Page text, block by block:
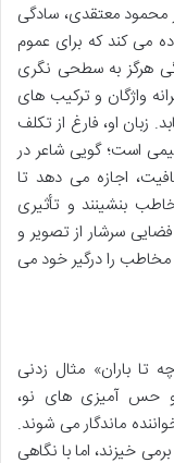
محمود معتقدی، سادگی
می کند که برای عموم
هرگز به سطحی نگری
واژگان و ترکیب های
زبان او، فارغ از تکلف
است؛ گویی شاعر در
اجازه می دهد تا
بنشینند و تأثیری
فضایی سرشار از تصویر و
مخاطب را درگیر خود می
تا باران» مثال زدنی
و حس آمیزی های نو،
ماندگار می شوند.
خیزند، اما با نگاهی